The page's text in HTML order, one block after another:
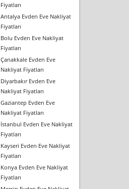
Fiyatları
Antalya Evden Eve Nakliyat
Fiyatları
Bolu Evden Eve Nakliyat
Fiyatları
Çanakkale Evden Eve
Nakliyat Fiyatları
Diyarbakır Evden Eve
Nakliyat Fiyatları
Gaziantep Evden Eve
Nakliyat Fiyatları
İstanbul Evden Eve Nakliyat
Fiyatları
Kayseri Evden Eve Nakliyat
Fiyatları
Konya Evden Eve Nakliyat
Fiyatları